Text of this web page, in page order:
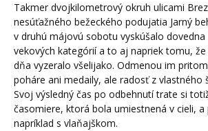
Takmer dvojkilometrový okruh ulicami
nesúťažného bežeckého podujatia Jarný
v druhú májovú sobotu vyskúšalo
vekových kategórií a to aj napriek tomu,
dňa vyzeralo všelijako. Odmenou im
poháre ani medaily, ale radosť z vlastného
Svoj výsledný čas po odbehnutí trate si
časomiere, ktorá bola umiestnená v cieli,
napríklad s vlaňajškom.